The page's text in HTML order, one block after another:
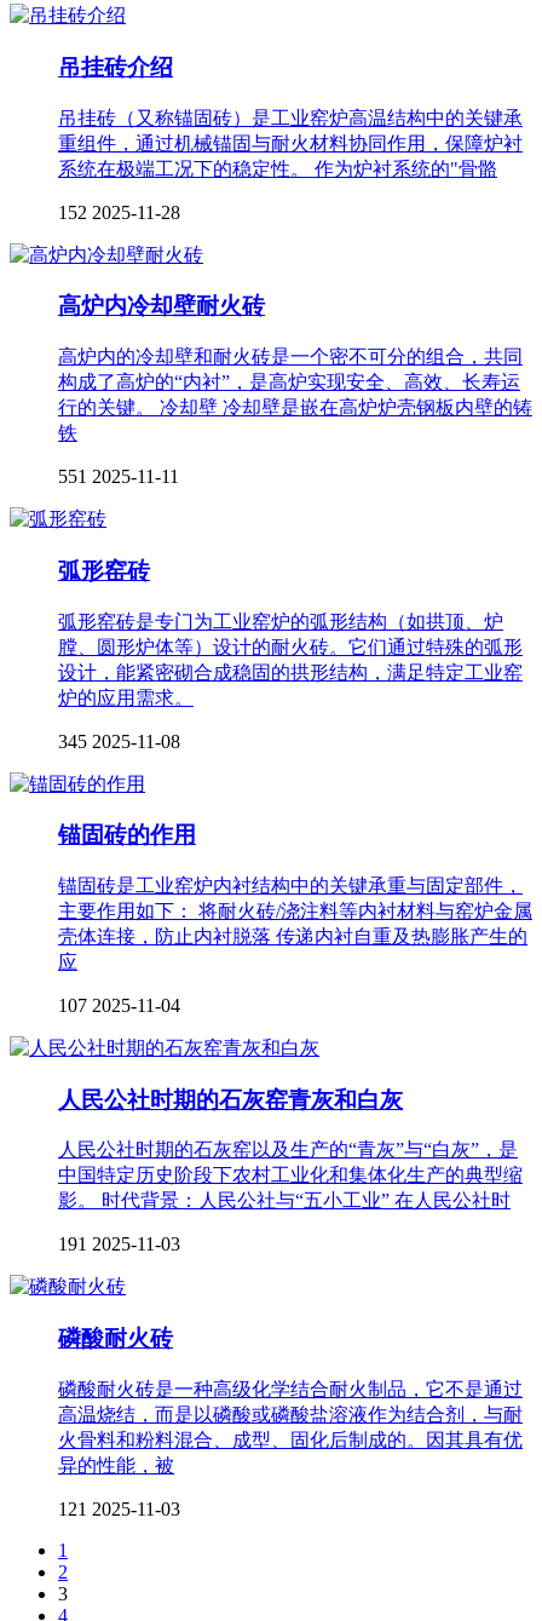
吊挂砖介绍
吊挂砖（又称锚固砖）是工业窑炉高温结构中的关键承
重组件，通过机械锚固与耐火材料协同作用，保障炉衬
系统在极端工况下的稳定性。 作为炉衬系统的"骨骼
152 2025-11-28
高炉内冷却壁耐火砖
高炉内的冷却壁和耐火砖是一个密不可分的组合，共同
构成了高炉的“内衬”，是高炉实现安全、高效、长寿运
行的关键。 冷却壁 冷却壁是嵌在高炉炉壳钢板内壁的铸
铁
551 2025-11-11
弧形窑砖
弧形窑砖是专门为工业窑炉的弧形结构（如拱顶、炉
膛、圆形炉体等）设计的耐火砖。它们通过特殊的弧形
设计，能紧密砌合成稳固的拱形结构，满足特定工业窑
炉的应用需求。
345 2025-11-08
锚固砖的作用
锚固砖是工业窑炉内衬结构中的关键承重与固定部件，
主要作用如下： 将耐火砖/浇注料等内衬材料与窑炉金属
壳体连接，防止内衬脱落 传递内衬自重及热膨胀产生的
应
107 2025-11-04
人民公社时期的石灰窑青灰和白灰
人民公社时期的石灰窑以及生产的“青灰”与“白灰”，是
中国特定历史阶段下农村工业化和集体化生产的典型缩
影。 时代背景：人民公社与“五小工业” 在人民公社时
191 2025-11-03
磷酸耐火砖
磷酸耐火砖是一种高级化学结合耐火制品，它不是通过
高温烧结，而是以磷酸或磷酸盐溶液作为结合剂，与耐
火骨料和粉料混合、成型、固化后制成的。因其具有优
异的性能，被
121 2025-11-03
1
2
3
4